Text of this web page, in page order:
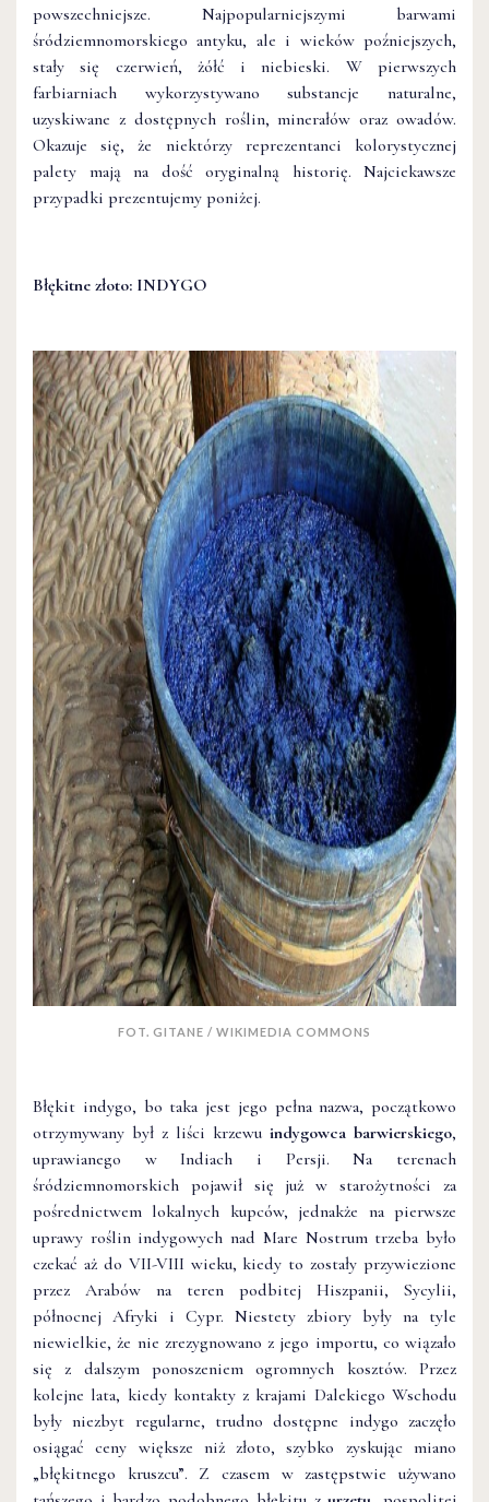
powszechniejsze. Najpopularniejszymi barwami
śródziemnomorskiego antyku, ale i wieków poźniejszych,
stały się czerwień, żółć i niebieski. W pierwszych
farbiarniach wykorzystywano substancje naturalne,
uzyskiwane z dostępnych roślin, minerałów oraz owadów.
Okazuje się, że niektórzy reprezentanci kolorystycznej
palety mają na dość oryginalną historię. Najciekawsze
przypadki prezentujemy poniżej.
Błękitne złoto: INDYGO
FOT. GITANE / WIKIMEDIA COMMONS
Błękit indygo, bo taka jest jego pełna nazwa, początkowo
otrzymywany był z liści krzewu indygowca barwierskiego,
uprawianego w Indiach i Persji. Na terenach
śródziemnomorskich pojawił się już w starożytności za
pośrednictwem lokalnych kupców, jednakże na pierwsze
uprawy roślin indygowych nad Mare Nostrum trzeba było
czekać aż do VII-VIII wieku, kiedy to zostały przywiezione
przez Arabów na teren podbitej Hiszpanii, Sycylii,
północnej Afryki i Cypr. Niestety zbiory były na tyle
niewielkie, że nie zrezygnowano z jego importu, co wiązało
się z dalszym ponoszeniem ogromnych kosztów. Przez
kolejne lata, kiedy kontakty z krajami Dalekiego Wschodu
były niezbyt regularne, trudno dostępne indygo zaczęło
osiągać ceny większe niż złoto, szybko zyskując miano
„błękitnego kruszcu”. Z czasem w zastępstwie używano